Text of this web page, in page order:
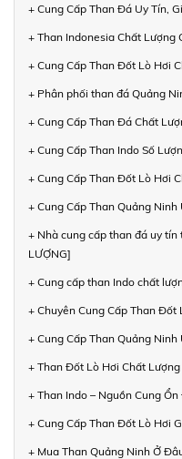
+ Cung Cấp Than Đá Uy Tín,
+ Than Indonesia Chất Lượng
+ Cung Cấp Than Đốt Lò Hơi
+ Phân phối than đá Quảng
+ Cung Cấp Than Đá Chất
+ Cung Cấp Than Indo Số
+ Cung Cấp Than Đốt Lò Hơi
+ Cung Cấp Than Quảng
+ Nhà cung cấp than đá uy tín
LƯỢNG]
+ Cung cấp than Indo chất
+ Chuyên Cung Cấp Than Đốt
+ Cung Cấp Than Quảng Ninh
+ Than Đốt Lò Hơi Chất Lượng
+ Than Indo – Nguồn Cung
+ Cung Cấp Than Đốt Lò Hơi
+ Mua Than Quảng Ninh Ở